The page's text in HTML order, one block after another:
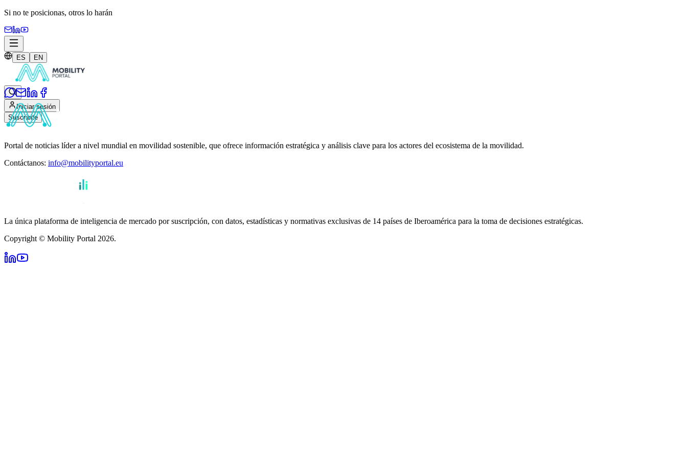
Si no te posicionas, otros lo harán
ES EN
Iniciar sesión
Suscribite
Portal de noticias líder a nivel mundial en movilidad sostenible, que ofrece información estratégica y análisis clave para los actores del ecosistema de la movilidad.
Contáctanos: info@mobilityportal.eu
La única plataforma de inteligencia de mercado por suscripción, con datos, estadísticas y normativas exclusivas de 14 países de Iberoamérica para la toma de decisiones estratégicas.
Copyright © Mobility Portal 2026.